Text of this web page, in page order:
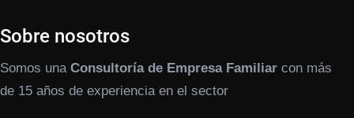
Sobre nosotros
Somos una Consultoría de Empresa Familiar con más
de 15 años de experiencia en el sector